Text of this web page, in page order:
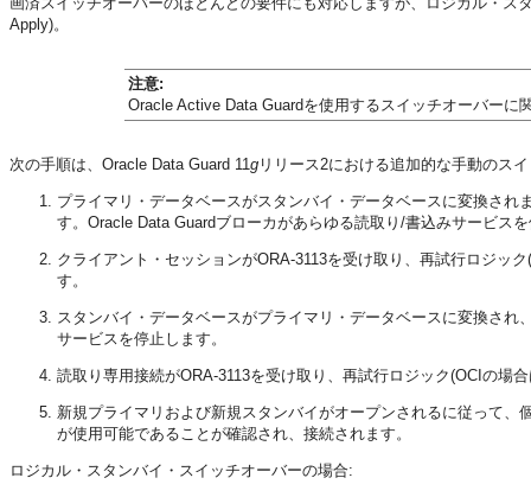
Apply)。
注意:
Oracle Active Data Guardを使用するスイッチオーバーに
次の手順は、Oracle Data Guard 11g リリース2における追加的な手動のス
プライマリ・データベースがスタンバイ・データベースに変換さ
す。Oracle Data Guardブローカがあらゆる読取り/書込みサービス
クライアント・セッションがORA-3113を受け取り、再試行ロジッ
す。
スタンバイ・データベースがプライマリ・データベースに変換さ
サービスを停止します。
読取り専用接続がORA-3113を受け取り、再試行ロジック(OCIの場
新規プライマリおよび新規スタンバイがオープンされるに従って
が使用可能であることが確認され、接続されます。
ロジカル・スタンバイ・スイッチオーバーの場合: